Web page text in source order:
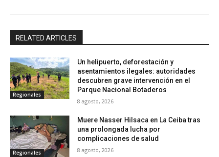
RELATED ARTICLES
Regionales
Un helipuerto, deforestación y
asentamientos ilegales: autoridades
descubren grave intervención en el
Parque Nacional Botaderos
8 agosto, 2026
Regionales
Muere Nasser Hilsaca en La Ceiba tras
una prolongada lucha por
complicaciones de salud
8 agosto, 2026